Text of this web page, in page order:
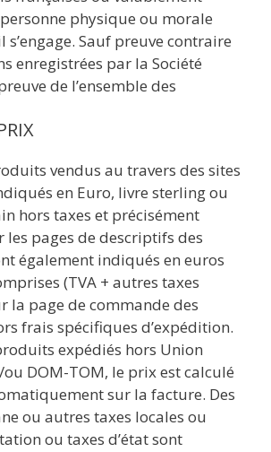
physique ou morale
Sauf preuve contraire
enregistrées par la Société
de l’ensemble des
vendus au travers des sites
en Euro, livre sterling ou
hors taxes et précisément
les pages de descriptifs des
également indiqués en euros
(TVA + autres taxes
la page de commande des
frais spécifiques d’expédition.
expédiés hors Union
DOM-TOM, le prix est calculé
sur la facture. Des
ou autres taxes locales ou
ou taxes d’état sont